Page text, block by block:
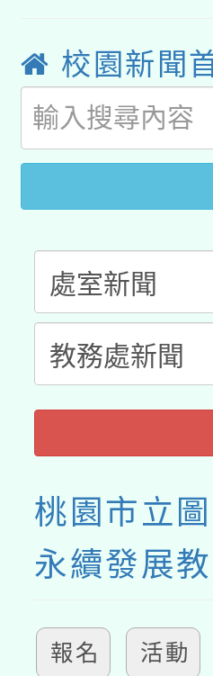
動」
開 智慧啟
校園新聞
桃園市立
永續發展
報名 活動